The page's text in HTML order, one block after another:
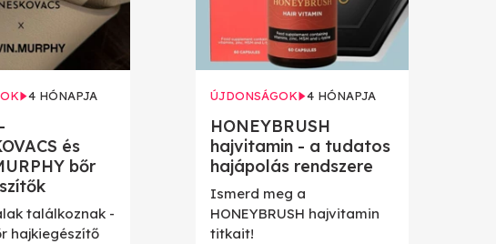
4 HÓNAPJA
és
bőr
találkoznak -
hajkiegészítő
ÚJDONSÁGOK 4 HÓNAPJA
HONEYBRUSH
hajvitamin - a tudatos
hajápolás rendszere
Ismerd meg a
HONEYBRUSH hajvitamin
titkait!